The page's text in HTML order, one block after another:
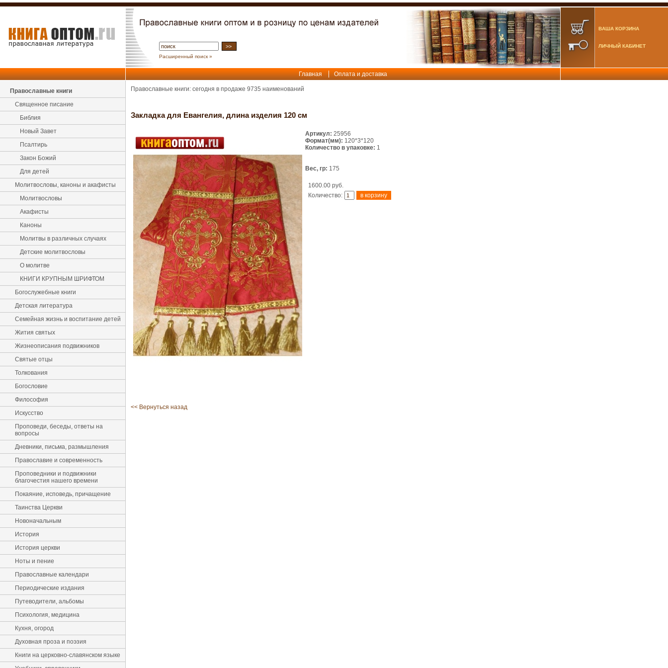
Расширенный поиск »
ВАША КОРЗИНА
ЛИЧНЫЙ КАБИНЕТ
Главная Оплата и доставка
Православные книги
Священное писание
Библия
Новый Завет
Псалтирь
Закон Божий
Для детей
Молитвословы, каноны и акафисты
Молитвословы
Акафисты
Каноны
Молитвы в различных случаях
Детские молитвословы
О молитве
КНИГИ КРУПНЫМ ШРИФТОМ
Богослужебные книги
Детская литература
Семейная жизнь и воспитание детей
Жития святых
Жизнеописания подвижников
Святые отцы
Толкования
Богословие
Философия
Искусство
Проповеди, беседы, ответы на
вопросы
Дневники, письма, размышления
Православие и современность
Проповедники и подвижники
благочестия нашего времени
Покаяние, исповедь, причащение
Таинства Церкви
Новоначальным
История
История церкви
Ноты и пение
Православные календари
Периодические издания
Путеводители, альбомы
Психология, медицина
Кухня, огород
Духовная проза и поэзия
Книги на церковно-славянском языке
Православные книги: сегодня в продаже 9735 наименований
Закладка для Евангелия, длина изделия 120 см
Артикул: 25956
Формат(мм): 120*3*120
Количество в упаковке: 1
Вес, гр: 175
1600.00 руб.
Количество:
<< Вернуться назад